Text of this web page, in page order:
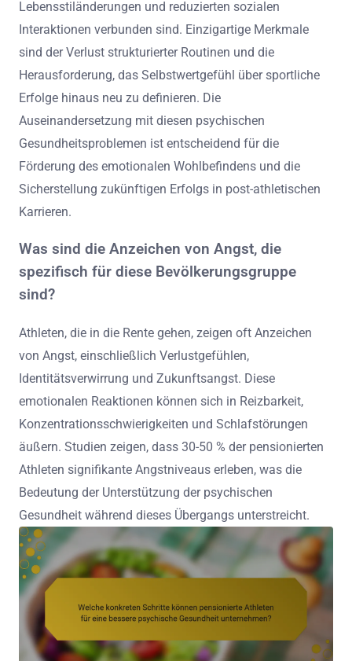
Lebensstiländerungen und reduzierten sozialen
Interaktionen verbunden sind. Einzigartige Merkmale
sind der Verlust strukturierter Routinen und die
Herausforderung, das Selbstwertgefühl über sportliche
Erfolge hinaus neu zu definieren. Die
Auseinandersetzung mit diesen psychischen
Gesundheitsproblemen ist entscheidend für die
Förderung des emotionalen Wohlbefindens und die
Sicherstellung zukünftigen Erfolgs in post-athletischen
Karrieren.
Was sind die Anzeichen von Angst, die
spezifisch für diese Bevölkerungsgruppe
sind?
Athleten, die in die Rente gehen, zeigen oft Anzeichen
von Angst, einschließlich Verlustgefühlen,
Identitätsverwirrung und Zukunftsangst. Diese
emotionalen Reaktionen können sich in Reizbarkeit,
Konzentrationsschwierigkeiten und Schlafstörungen
äußern. Studien zeigen, dass 30-50 % der pensionierten
Athleten signifikante Angstniveaus erleben, was die
Bedeutung der Unterstützung der psychischen
Gesundheit während dieses Übergangs unterstreicht.